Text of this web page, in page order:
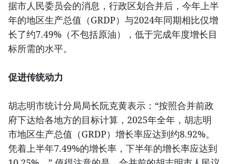
据市人民委员会的消息，行政区划合并后，今年上半
年的地区生产总值（GRDP）与2024年同期相比仅增
长了约7.49%（不包括原油），低于完成年度增长目
标所需的水平。
促进传统动力
胡志明市统计分局局长阮克黄表示：“按照合并前政
府下达给各地方的目标计算，2025年全年，胡志明
市地区生产总值（GRDP）增长率应达到约8.92%。
凭着上半年7.49%的增长率，下半年的增长率应达到